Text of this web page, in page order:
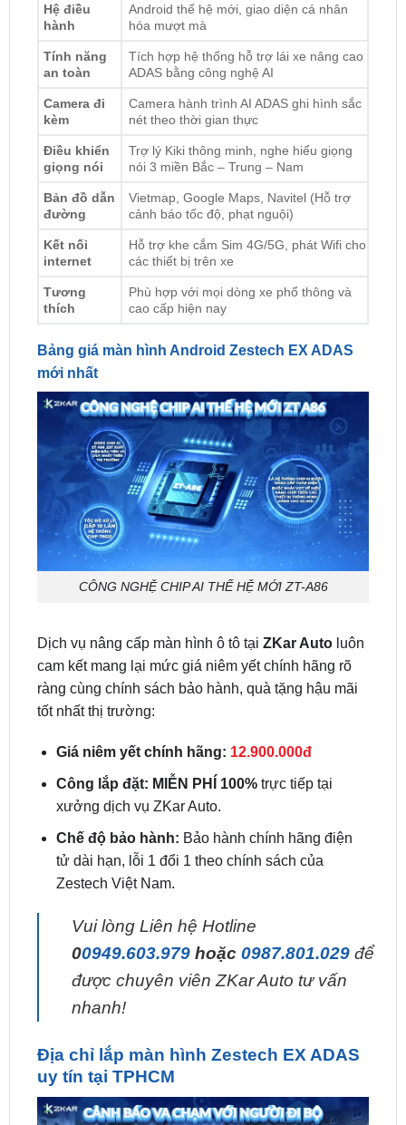
Tính năng
an toàn
Tích hợp hệ thống hỗ trợ lái xe nâng cao
ADAS bằng công nghệ AI
Camera đi
kèm
Camera hành trình AI ADAS ghi hình sắc
nét theo thời gian thực
Điều khiển
giọng nói
Trợ lý Kiki thông minh, nghe hiểu giọng
nói 3 miền Bắc – Trung – Nam
Bản đồ dẫn
đường
Vietmap, Google Maps, Navitel (Hỗ trợ
cảnh báo tốc độ, phạt nguội)
Kết nối
internet
Hỗ trợ khe cắm Sim 4G/5G, phát Wifi cho
các thiết bị trên xe
Tương
thích
Phù hợp với mọi dòng xe phổ thông và
cao cấp hiện nay
Bảng giá màn hình Android Zestech EX ADAS
CÔNG NGHỆ CHIP AI THẾ HỆ MỚI ZT-A86
Dịch vụ nâng cấp màn hình ô tô tạiZKar Auto
ràng cùng chính sách bảo hành, quà tặng hậu mãi
tốt nhất thị trường:
Giá niêm yết chính hãng:
xưởng dịch vụ ZKar Auto.
Chế độ bảo hành:Bảo hành chính hãng điện
tử dài hạn, lỗi 1 đổi 1 theo chính sách của
Zestech Việt Nam.
Vui lòng Liên hệ Hotline
được chuyên viên ZKar Auto tư vấn
nhanh!
Địa chỉ lắp màn hình Zestech EX ADAS